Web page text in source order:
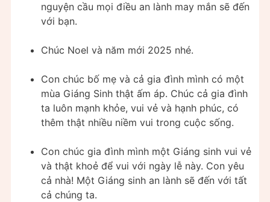
nguyện cầu mọi điều an lành may mắn sẽ đến
với bạn.
Chúc Noel và năm mới 2025 nhé.
Con chúc bố mẹ và cả gia đình mình có một
mùa Giáng Sinh thật ấm áp. Chúc cả gia đình
ta luôn mạnh khỏe, vui vẻ và hạnh phúc, có
thêm thật nhiều niềm vui trong cuộc sống.
Con chúc gia đình mình một Giáng sinh vui vẻ
và thật khoẻ để vui với ngày lễ này. Con yêu
cả nhà! Một Giáng sinh an lành sẽ đến với tất
cả chúng ta.